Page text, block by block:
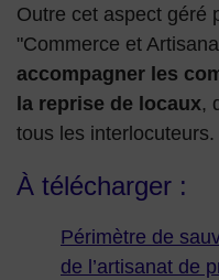
Outre cet aspect géré
"Commerce et
accompagner les
la reprise de locaux,
tous les interlocuteurs.
À télécharger :
Périmètre de
de l’artisanat de